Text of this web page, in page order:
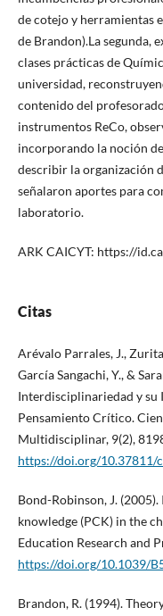
de cotejo y herramientas
de Brandon).La segunda,
clases prácticas de
universidad,
contenido del
instrumentos ReCo,
incorporando la noción
describir la organización
señalaron aportes para
laboratorio.
ARK CAICYT: https://
Citas
Arévalo Parrales, J.,
García Sangachi, Y., &
Interdisciplinariedad y su
Pensamiento Crítico.
Multidisciplinar, 9(2),
https://doi.org/10.37811/
Bond-Robinson, J.
knowledge (PCK) in the
Education Research and
https://doi.org/10.1039/
Brandon, R. (1994).